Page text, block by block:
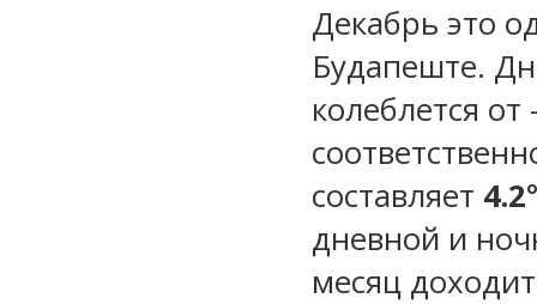
Декабрь это
Будапеште.
колеблется от
составляет 4.2
дневной и
месяц